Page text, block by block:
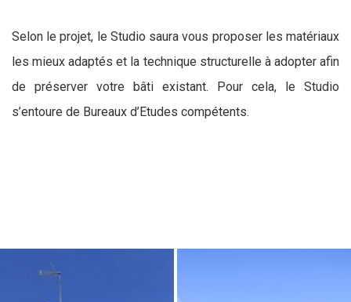
Selon le projet, le Studio saura vous proposer les matériaux
les mieux adaptés et la technique structurelle à adopter afin
de préserver votre bâti existant. Pour cela, le Studio
s’entoure de Bureaux d’Etudes compétents.